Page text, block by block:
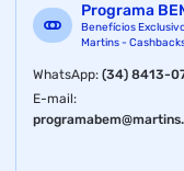
Programa
Benefícios
Martins -
WhatsApp:(34) 8413-
E-mail: